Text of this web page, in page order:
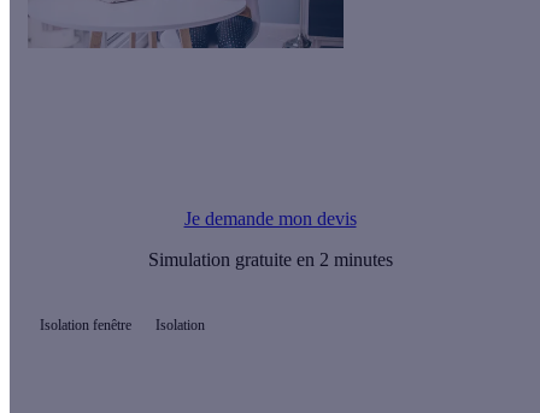
Je demande mon devis
Simulation gratuite en 2 minutes
Isolation fenêtre Isolation